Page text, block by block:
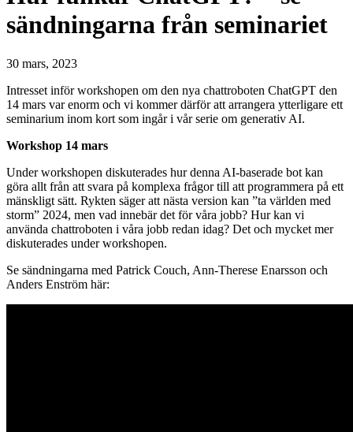
sändningarna från seminariet
30 mars, 2023
Intresset inför workshopen om den nya chattroboten ChatGPT den
14 mars var enorm och vi kommer därför att arrangera ytterligare ett
seminarium inom kort som ingår i vår serie om generativ AI.
Workshop 14 mars
Under workshopen diskuterades hur denna AI-baserade bot kan
göra allt från att svara på komplexa frågor till att programmera på ett
mänskligt sätt. Rykten säger att nästa version kan ”ta världen med
storm” 2024, men vad innebär det för våra jobb? Hur kan vi
använda chattroboten i våra jobb redan idag? Det och mycket mer
diskuterades under workshopen.
Se sändningarna med Patrick Couch, Ann-Therese Enarsson och
Anders Enström här: